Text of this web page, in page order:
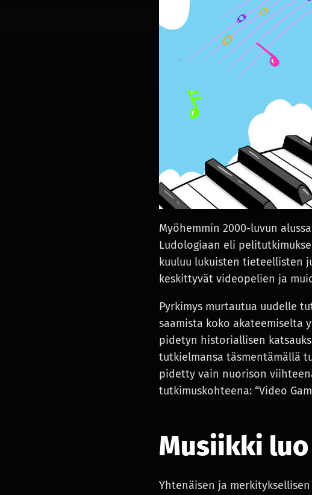
Myöhemmin 2000-luvun
Ludologiaan eli
kuuluu lukuisten tieteellisten
keskittyvät videopelien ja
Pyrkimys murtautua uudelle
saamista koko akateemiselta
pidetyn historiallisen
tutkielmansa täsmentämällä
pidetty vain nuorison
tutkimuskohteena: “Video
Musiikki
Yhtenäisen ja